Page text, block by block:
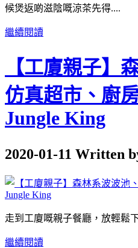
候煲返啲滋陰嘅涼茶先得....
繼續閱讀
【工廈親子】
仿真超市、廚
Jungle King
2020-01-11 Written
走到工廈嘅親子餐廳，放輕鬆
繼續閱讀